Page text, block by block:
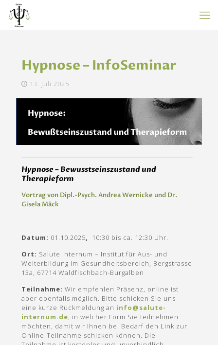
Hypnose – InfoSeminar
13. Juli 2025
Hypnose – Bewusstseinszustand und
Therapieform
Vortrag von Dipl.-Psych. Andrea Wernicke und Dr.
Gisela Mäck
Datum: 01.10.2025
10:30 bis ca. 12:30 Uhr.
Ort: Salute Internum – Institut für Aus- und
Weiterbildung im Gesundheitsbereich, Bergstrasse
13a, 67714 Waldfischbach-Burgalben
Teilnahme: Wir empfehlen Präsenz, online ist
aber ebenfalls möglich. Bitte schicken Sie uns
eine kurze Rückmeldung an info@salute-
internum.de , in welcher Form Sie teilnehmen
möchten, damit wir Ihnen bei Bedarf den Link zur
Online-Teilnahme schicken können. Die